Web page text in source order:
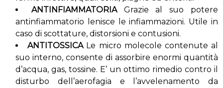
ANTINFIAMMATORIAGrazie al suo potere
antinfiammatorio lenisce le infiammazioni. Utile in
caso di scottature, distorsioni e contusioni.
ANTITOSSICALe micro molecole contenute al
suo interno, consente di assorbire enormi quantità
d’acqua, gas, tossine. E’ un ottimo rimedio contro il
disturbo dell’aerofagia e l’avvelenamento da